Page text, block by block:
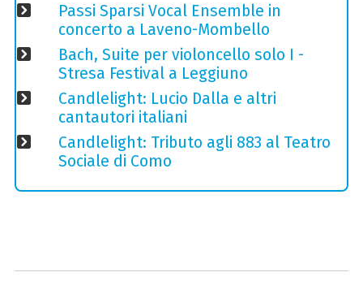
Passi Sparsi Vocal Ensemble in
concerto a Laveno-Mombello
Bach, Suite per violoncello solo I -
Stresa Festival a Leggiuno
Candlelight: Lucio Dalla e altri
cantautori italiani
Candlelight: Tributo agli 883 al Teatro
Sociale di Como